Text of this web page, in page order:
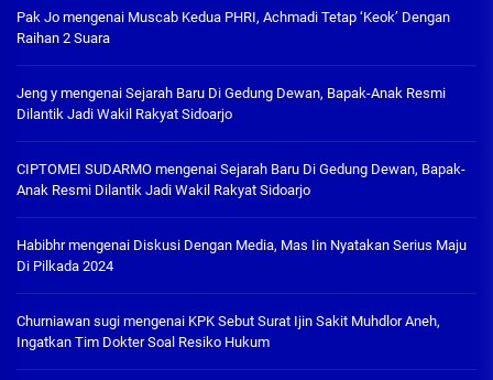
Pak Jo mengenai Muscab Kedua PHRI, Achmadi Tetap ‘Keok’ Dengan
Raihan 2 Suara
Jeng y mengenai Sejarah Baru Di Gedung Dewan, Bapak-Anak Resmi
Dilantik Jadi Wakil Rakyat Sidoarjo
CIPTOMEI SUDARMO mengenai Sejarah Baru Di Gedung Dewan, Bapak-
Anak Resmi Dilantik Jadi Wakil Rakyat Sidoarjo
Habibhrmengenai Diskusi Dengan Media, Mas Iin Nyatakan Serius Maju
Di Pilkada 2024
Churniawan sugi mengenai KPK Sebut Surat Ijin Sakit Muhdlor Aneh,
Ingatkan Tim Dokter Soal Resiko Hukum